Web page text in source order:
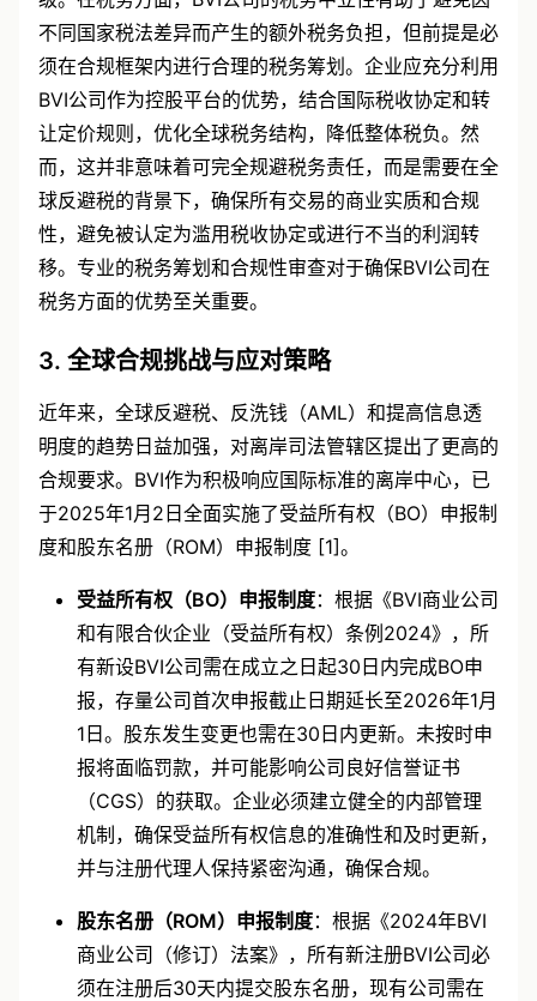
不同国家税法差异而产生的额外税务负担，但前提是必
须在合规框架内进行合理的税务筹划。企业应充分利用
BVI公司作为控股平台的优势，结合国际税收协定和转
让定价规则，优化全球税务结构，降低整体税负。然
而，这并非意味着可完全规避税务责任，而是需要在全
球反避税的背景下，确保所有交易的商业实质和合规
性，避免被认定为滥用税收协定或进行不当的利润转
移。专业的税务筹划和合规性审查对于确保BVI公司在
税务方面的优势至关重要。
3. 全球合规挑战与应对策略
近年来，全球反避税、反洗钱（AML）和提高信息透
明度的趋势日益加强，对离岸司法管辖区提出了更高的
合规要求。BVI作为积极响应国际标准的离岸中心，已
于2025年1月2日全面实施了受益所有权（BO）申报制
度和股东名册（ROM）申报制度 [1]。
受益所有权（BO）申报制度：根据《BVI商业公司
和有限合伙企业（受益所有权）条例2024》，所
有新设BVI公司需在成立之日起30日内完成BO申
报，存量公司首次申报截止日期延长至2026年1月
1日。股东发生变更也需在30日内更新。未按时申
报将面临罚款，并可能影响公司良好信誉证书
（CGS）的获取。企业必须建立健全的内部管理
机制，确保受益所有权信息的准确性和及时更新，
并与注册代理人保持紧密沟通，确保合规。
股东名册（ROM）申报制度：根据《2024年BVI
商业公司（修订）法案》，所有新注册BVI公司必
须在注册后30天内提交股东名册，现有公司需在